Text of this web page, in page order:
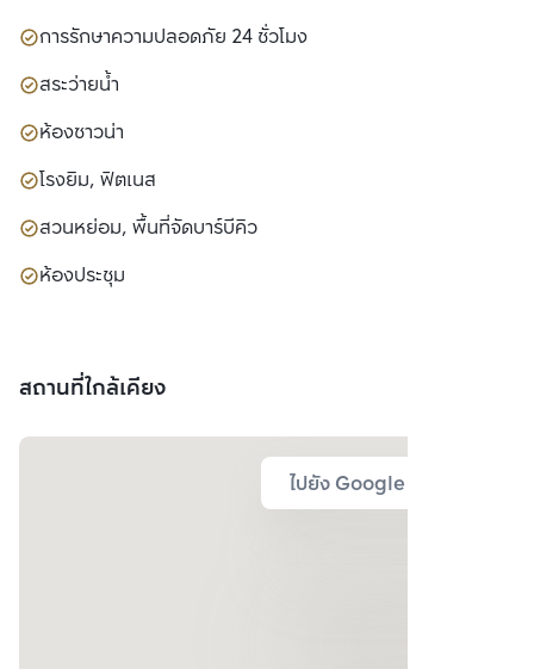
การรักษาความปลอดภัย 24 ชั่วโมง
สระว่ายน้ำ
ห้องซาวน่า
โรงยิม, ฟิตเนส
สวนหย่อม, พื้นที่จัดบาร์บีคิว
ห้องประชุม
สถานที่ใกล้เคียง
ไปยัง Google Map